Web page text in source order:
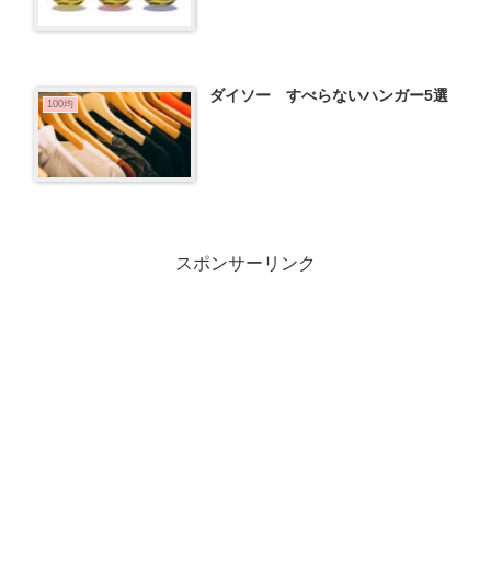
100均 ダイソー すべらないハンガー5選
スポンサーリンク